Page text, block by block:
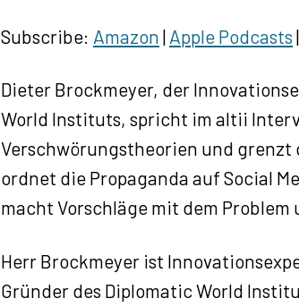
o
l
a
y
e
Subscribe: Amazon | Apple Podcasts |
Dieter Brockmeyer, der
World Instituts, spricht im altii
Verschwörungstheorien und grenzt
ordnet die Propaganda auf Social
macht Vorschläge mit dem Problem
Herr Brockmeyer ist
Gründer des Diplomatic World